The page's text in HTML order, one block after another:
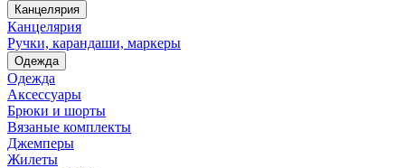
Канцелярия
Канцелярия
Ручки, карандаши, маркеры
Одежда
Одежда
Аксессуары
Брюки и шорты
Вязаные комплекты
Джемперы
Жилеты